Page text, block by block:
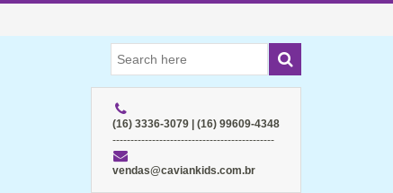
(16) 3336-3079 | (16) 99609-4348
---------------------------------------------
vendas@caviankids.com.br